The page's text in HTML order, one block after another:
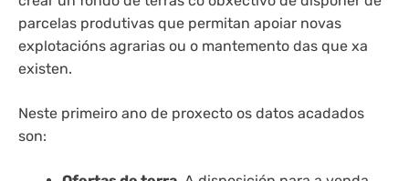
parcelas produtivas que permitan apoiar novas
explotacións agrarias ou o mantemento das que xa
existen.
Neste primeiro ano de proxecto os datos acadados
son: